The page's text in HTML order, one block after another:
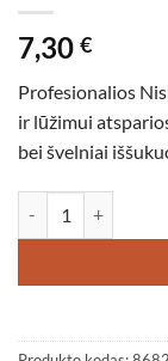
7,30 €
Profesionalios
ir lūžimui
bei švelniai